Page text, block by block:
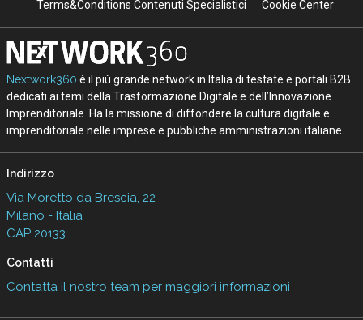
Terms&Conditions Contenuti Specialistici Cookie Center
Nextwork360 è il più grande network in Italia di testate e portali B2B
dedicati ai temi della Trasformazione Digitale e dell’Innovazione
Imprenditoriale. Ha la missione di diffondere la cultura digitale e
imprenditoriale nelle imprese e pubbliche amministrazioni italiane.
Indirizzo
Via Moretto da Brescia, 22
Milano - Italia
CAP 20133
Contatti
Contatta il nostro team per maggiori informazioni